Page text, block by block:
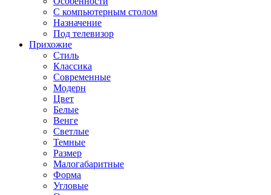
С компьютерным столом
Назначение
Под телевизор
Прихожие
Стиль
Классика
Современные
Модерн
Цвет
Белые
Венге
Светлые
Темные
Размер
Малогабаритные
Форма
Угловые